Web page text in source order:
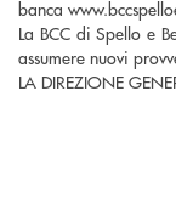
banca
La BCC di Spello e
assumere nuovi
LA DIREZIONE